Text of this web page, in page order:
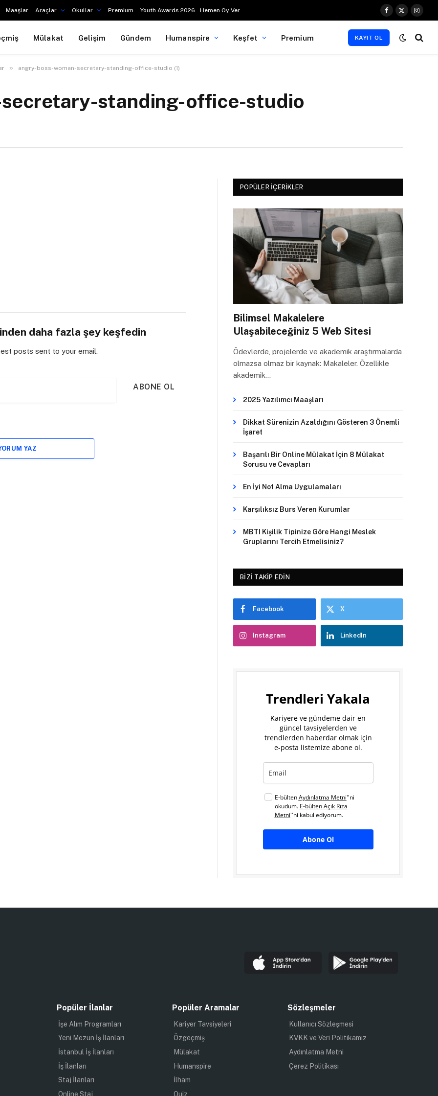
Maaşlar Araçlar Okullar Premium Youth Awards 2026 – Hemen Oy Ver
Facebook
X
Mülakat Gelişim Gündem Humanspire Keşfet Premium KAYIT OL
» angry-boss-woman-secretary-standing-office-studio (1)
standing-office-studio
daha fazla şey keşfedin
posts sent to your email.
ABONE OL
YAZ
POPÜLER İÇERIKLER
Bilimsel Makalelere
Ulaşabileceğiniz 5 Web Sitesi
Ödevlerde, projelerde ve akademik araştırmalarda
olmazsa olmaz bir kaynak: Makaleler. Özellikle
akademik…
2025 Yazılımcı Maaşları
Dikkat Sürenizin Azaldığını Gösteren 3 Önemli
İşaret
Başarılı Bir Online Mülakat İçin 8 Mülakat
Sorusu ve Cevapları
En İyi Not Alma Uygulamaları
Karşılıksız Burs Veren Kurumlar
MBTI Kişilik Tipinize Göre Hangi Meslek
Gruplarını Tercih Etmelisiniz?
BIZI TAKIP EDIN
Facebook X
Instagram LinkedIn
Trendleri Yakala
Kariyere ve gündeme dair en
güncel tavsiyelerden ve
trendlerden haberdar olmak için
e-posta listemize abone ol.
E-bültenAydınlatma Metni''ni
okudum. E-bülten Açık Rıza
Metni''ni kabul ediyorum.
Abone Ol
Popüler İlanlar
İşe Alım Programları
Yeni Mezun İş İlanları
İstanbul İş İlanları
İş İlanları
Staj İlanları
Online Staj
Popüler Aramalar
Kariyer Tavsiyeleri
Özgeçmiş
Mülakat
Humanspire
İlham
Quiz
Sözleşmeler
Kullanıcı Sözleşmesi
KVKK ve Veri Politikamız
Aydınlatma Metni
Çerez Politikası